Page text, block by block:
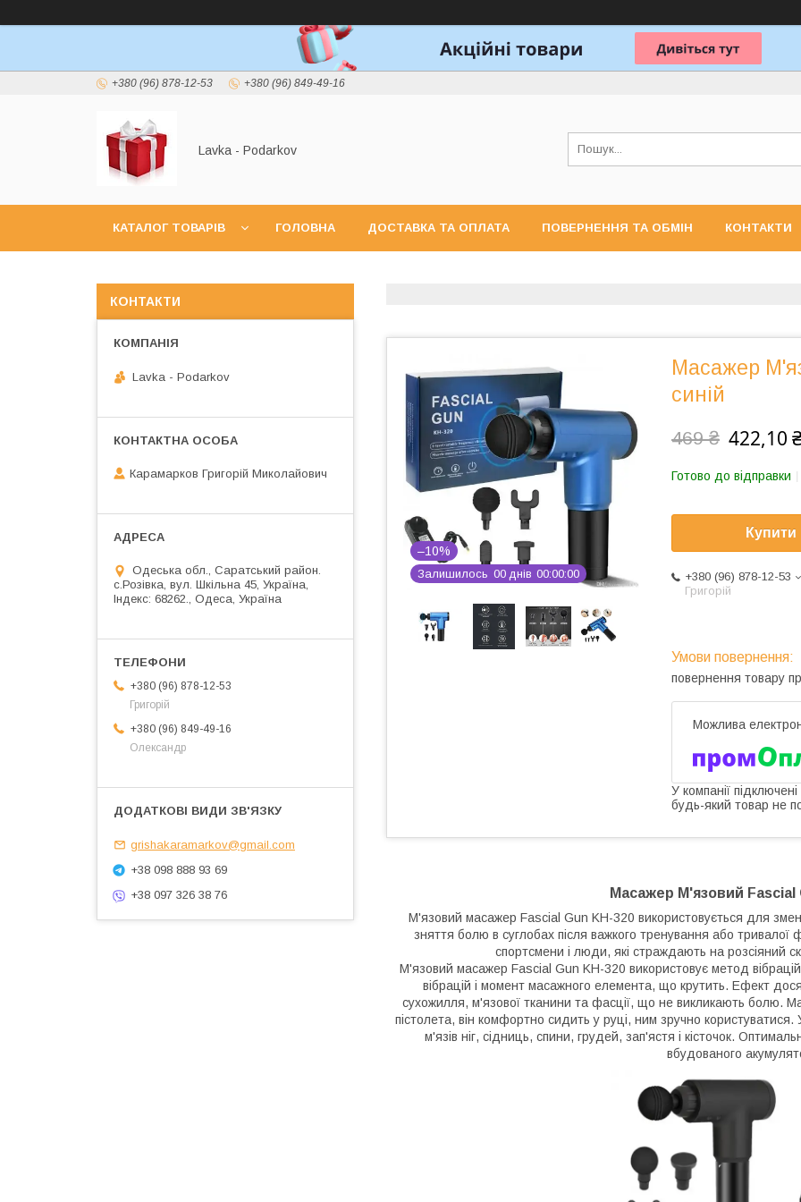
+380 (96) 878-12-53 +380 (96) 849-49-16
Lavka - Podarkov
КАТАЛОГ ТОВАРІВ ГОЛОВНА ДОСТАВКА ТА ОПЛАТА ПОВЕРНЕННЯ ТА ОБМІН КОНТАКТИ
–10%
Залишилось 00 днів 00 00 00
Масажер
синій
469 ₴ 422,10
Готово до відправки
Купити
+380 (96) 878-12-53
Григорій
повернення товару
У компанії
будь-який товар не
Масажер М'язовий Fascial
М'язовий масажер Fascial Gun KH-320 використовується для
зняття болю в суглобах після важкого тренування або тривалої
спортсмени і люди, які страждають на розсіяний
М'язовий масажер Fascial Gun KH-320 використовує метод
вібрацій і момент масажного елемента, що крутить. Ефект
сухожилля, м'язової тканини та фасції, що не викликають болю.
пістолета, він комфортно сидить у руці, ним зручно
м'язів ніг, сідниць, спини, грудей, зап'ястя і кісточок.
вбудованого
КОНТАКТИ
Lavka - Podarkov
Карамарков Григорій Миколайович
Одеська обл., Саратський район.
с.Розівка, вул. Шкільна 45, Україна,
Індекс: 68262., Одеса, Україна
+380 (96) 878-12-53
Григорій
+380 (96) 849-49-16
Олександр
grishakaramarkov@gmail.com
+38 098 888 93 69
+38 097 326 38 76